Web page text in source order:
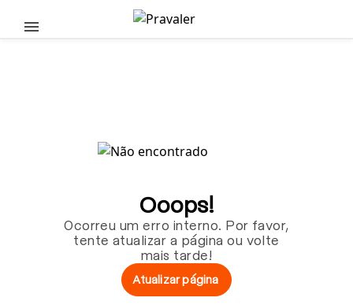
Pular para o conteúdo principal
Ooops!
Ocorreu um erro interno. Por favor,
tente atualizar a página ou volte
mais tarde!
Atualizar página